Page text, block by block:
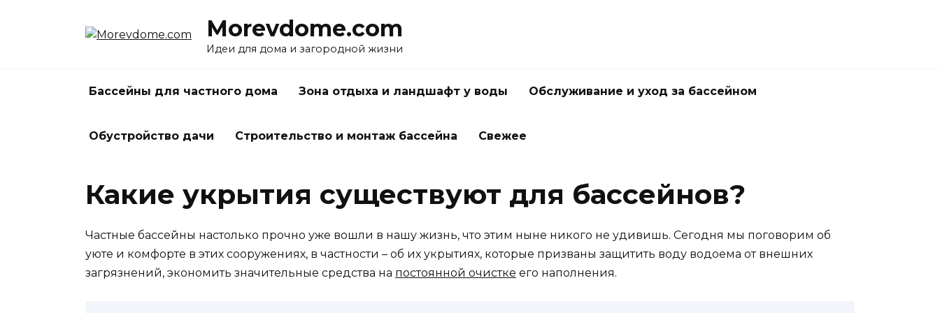
Morevdome.com
Идеи для дома и загородной жизни
Бассейны для частного дома Зона отдыха и ландшафт у воды Обслуживание и уход за бассейном
Обустройство дачи Строительство и монтаж бассейна Свежее
Какие укрытия существуют для бассейнов?
Частные бассейны настолько прочно уже вошли в нашу жизнь, что этим ныне никого не удивишь. Сегодня мы поговорим об
уюте и комфорте в этих сооружениях, в частности – об их укрытиях, которые призваны защитить воду водоема от внешних
загрязнений, экономить значительные средства на постоянной очистке его наполнения.